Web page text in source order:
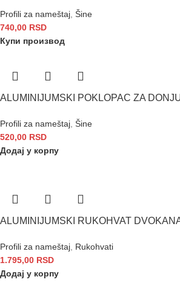
Profili za nameštaj Šine
740,00 RSD
Купи производ
ALUMINIJUMSKI POKLOPAC ZA
Profili za nameštaj Šine
520,00 RSD
Додај у корпу
ALUMINIJUMSKI RUKOHVAT
Profili za nameštaj Rukohvati
1.795,00 RSD
Додај у корпу